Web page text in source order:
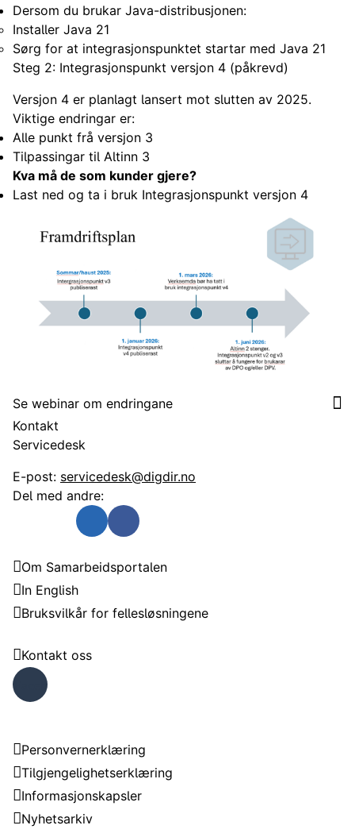
Dersom du brukar Java-distribusjonen:
Installer Java 21
Sørg for at integrasjonspunktet startar med Java 21
Steg 2: Integrasjonspunkt versjon 4 (påkrevd)
Versjon 4 er planlagt lansert mot slutten av 2025.
Viktige endringar er:
Alle punkt frå versjon 3
Tilpassingar til Altinn 3
Kva må de som kunder gjere?
Last ned og ta i bruk Integrasjonspunkt versjon 4
Se webinar om endringane
Kontakt
Servicedesk
E-post: servicedesk@digdir.no
Del med andre:
Send som e-post
Del på TwitterDel på Linkedin
Del på Facebook
Om Samarbeidsportalen
In English
Bruksvilkår for fellesløsningene
Kontakt oss
Faceb
Personvernerklæring
Tilgjengelighetserklæring
Informasjonskapsler
Nyhetsarkiv